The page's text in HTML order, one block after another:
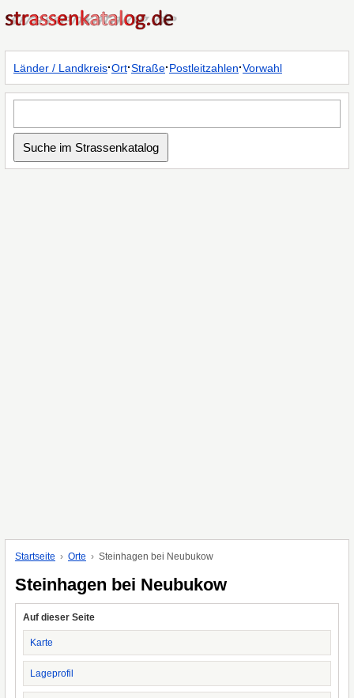
Länder / Landkreis·Ort·Straße·Postleitzahlen·Vorwahl
Startseite Orte Steinhagen bei Neubukow
Steinhagen bei Neubukow
Auf dieser Seite
Karte
Lageprofil